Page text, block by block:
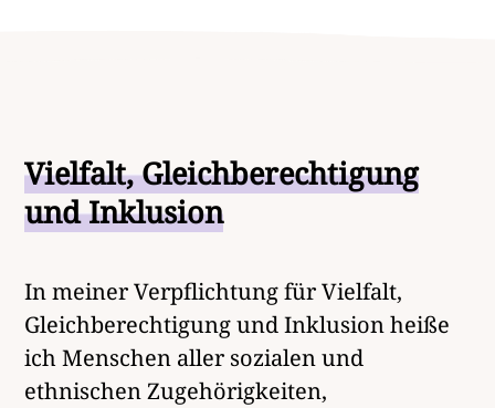
Vielfalt, Gleichberechtigung
und Inklusion
In meiner Verpflichtung für Vielfalt,
Gleichberechtigung und Inklusion heiße
ich Menschen aller sozialen und
ethnischen Zugehörigkeiten,